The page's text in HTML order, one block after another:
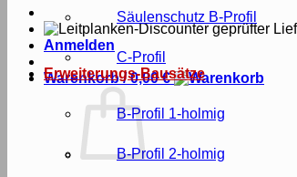
Anmelden
Warenkorb /0,00€
Säulenschutz B-Profil
C-Profil
Erweiterungs-Bausätze
B-Profil 1-holmig
B-Profil 2-holmig